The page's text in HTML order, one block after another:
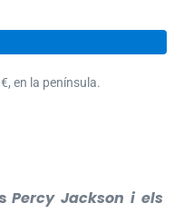
en la península.
Percy Jackson i els